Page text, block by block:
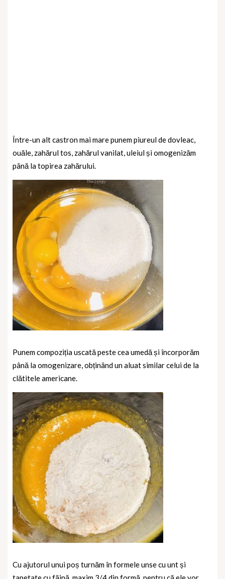
Între-un alt castron mai mare punem piureul de dovleac,
ouăle, zahărul tos, zahărul vanilat, uleiul și omogenizăm
până la topirea zahărului.
Punem compoziția uscată peste cea umedă și încorporăm
până la omogenizare, obținând un aluat similar celui de la
clătitele americane.
Cu ajutorul unui poș turnăm în formele unse cu unt și